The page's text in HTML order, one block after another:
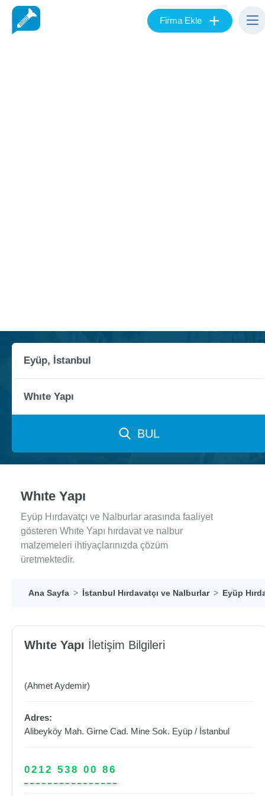
Firma Ekle +
BUL
Whıte Yapı
Eyüp Hırdavatçı ve Nalburlar arasında faaliyet
gösteren Whıte Yapı hırdavat ve nalbur
malzemeleri ihtiyaçlarınızda çözüm
üretmektedir.
Ana Sayfa İstanbul Hırdavatçı ve Nalburlar Eyüp
Whıte Yapı İletişim Bilgileri
(Ahmet Aydemir)
Adres:
Alibeyköy Mah. Girne Cad. Mine Sok. Eyüp / İstanbul
0212 538 00 86